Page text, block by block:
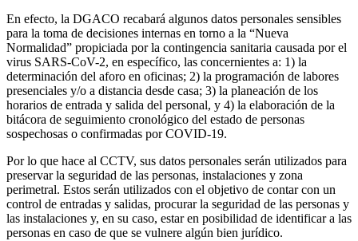
En efecto, la DGACO recabará algunos datos personales sensibles
para la toma de decisiones internas en torno a la “Nueva
Normalidad” propiciada por la contingencia sanitaria causada por el
virus SARS-CoV-2, en específico, las concernientes a: 1) la
determinación del aforo en oficinas; 2) la programación de labores
presenciales y/o a distancia desde casa; 3) la planeación de los
horarios de entrada y salida del personal, y 4) la elaboración de la
bitácora de seguimiento cronológico del estado de personas
sospechosas o confirmadas por COVID-19.
Por lo que hace al CCTV, sus datos personales serán utilizados para
preservar la seguridad de las personas, instalaciones y zona
perimetral. Estos serán utilizados con el objetivo de contar con un
control de entradas y salidas, procurar la seguridad de las personas y
las instalaciones y, en su caso, estar en posibilidad de identificar a las
personas en caso de que se vulnere algún bien jurídico.